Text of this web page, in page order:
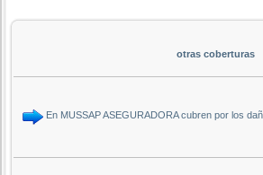
otras coberturas
En MUSSAP ASEGURADORA cubren por los